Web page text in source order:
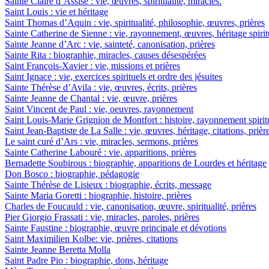
Saint Louis : vie et héritage
Saint Thomas d’Aquin : vie, spiritualité, philosophie, œuvres, prières
Sainte Catherine de Sienne : vie, rayonnement, œuvres, héritage
Sainte Jeanne d’Arc : vie, sainteté, canonisation, prières
Sainte Rita : biographie, miracles, causes désespérées
Saint François-Xavier : vie, missions et prières
Saint Ignace : vie, exercices spirituels et ordre des jésuites
Sainte Thérèse d’Avila : vie, œuvres, écrits, prières
Sainte Jeanne de Chantal : vie, œuvre, prières
Saint Vincent de Paul : vie, oeuvres, rayonnement
Saint Louis-Marie Grignion de Montfort : histoire, rayonnement
Saint Jean-Baptiste de La Salle : vie, œuvres, héritage, citations,
Le saint curé d’Ars : vie, miracles, sermons, prières
Sainte Catherine Labouré : vie, apparitions, prières
Bernadette Soubirous : biographie, apparitions de Lourdes et héritage
Don Bosco : biographie, pédagogie
Sainte Thérèse de Lisieux : biographie, écrits, message
Sainte Maria Goretti : biographie, histoire, prières
Charles de Foucauld : vie, canonisation, œuvre, spiritualité, prières
Pier Giorgio Frassati : vie, miracles, paroles, prières
Sainte Faustine : biographie, œuvre principale et dévotions
Saint Maximilien Kolbe: vie, prières, citations
Sainte Jeanne Beretta Molla
Saint Padre Pio : biographie, dons, héritage